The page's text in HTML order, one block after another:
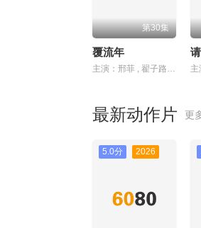
第30集
覆流年
主演：邢菲 , 翟子路 , 经超 , 王思懿 , 高旭阳 , 张婕婕 , 牛子藩 , 韩烨 , 贺灵榣
最新动作片 更
5.0分 2026